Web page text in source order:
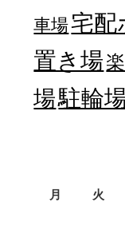
車場宅配
置き場
場駐輪
月 火